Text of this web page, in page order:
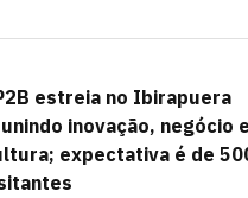
estreia no Ibirapuera
inovação, negócio e
expectativa é de